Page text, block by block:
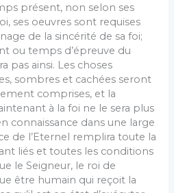
présent, non selon ses
ses oeuvres sont requises
de la sincérité de sa foi;
ou temps d’épreuve du
pas ainsi. Les choses
sombres et cachées seront
comprises, et la
à la foi ne le sera plus
connaissance dans une large
de l’Eternel remplira toute la
liés et toutes les conditions
le Seigneur, le roi de
être humain qui reçoit la